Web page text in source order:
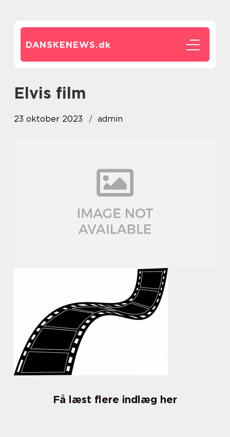
DANSKENEWS.dk
elvis film
23 oktober 2023 admin
Få læst flere indlæg her